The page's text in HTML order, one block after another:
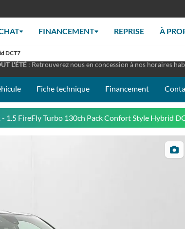
FINANCEMENT REPRISE À
DCT7
À LA FOIRE DU MANS - STAND 097C : du 10 au 14
L'ÉTÉ
Fiche technique Financement
1.5 FireFly Turbo 130ch Pack Confort Style Hybrid
27
photos